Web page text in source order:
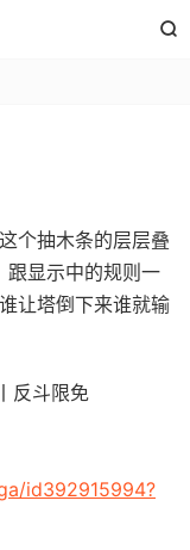

个抽木条的层层叠
跟显示中的规则一
让塔倒下来谁就输
id392915994?